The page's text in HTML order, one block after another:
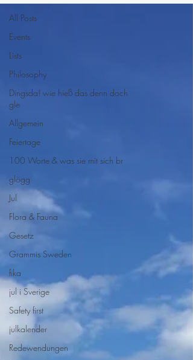
All Posts
Events
Lists
Philosophy
Dingsda! wie hieß das denn doch
gle
Allgemein
Feiertage
100 Worte & was sie mit sich br
glögg
Jul
Flora & Fauna
Gesetz
Grammis Sweden
fika
jul i Sverige
Safety first
julkalender
Redewendungen